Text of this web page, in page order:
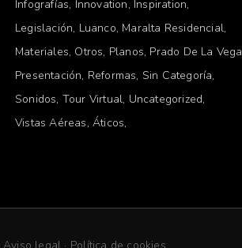
Infografías Innovation Inspiration
Legislación Luanco Maralta Residencial
Materiales Otros Planos Prado De La Vega
Presentación Reformas Sin Categoría
Sonidos Tour Virtual Uncategorized
Vistas Aéreas Áticos